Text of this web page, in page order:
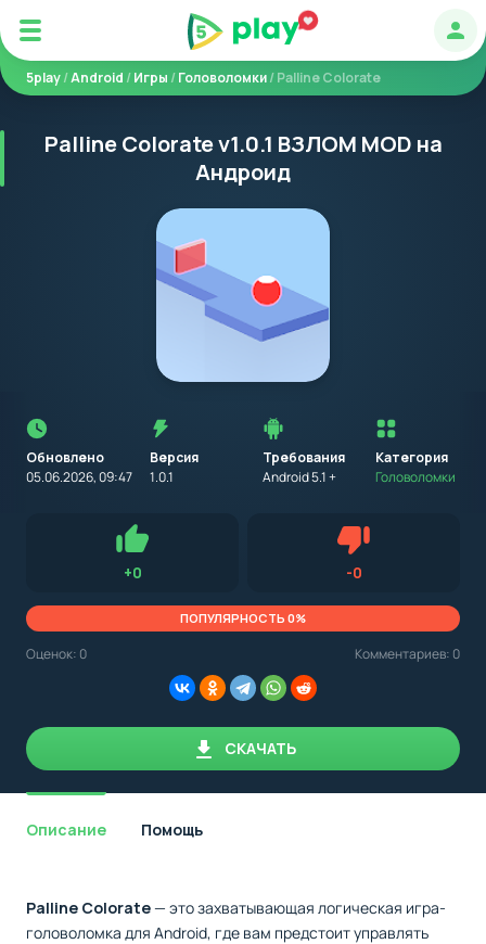
5play/Android /Игры /Головоломки/ Palline Colorate
Palline Colorate v1.0.1 ВЗЛОМ MOD на
Андроид
Обновлено
05.06.2026, 09:47
Версия
1.0.1
Требования
Android 5.1 +
установкой
приложения
на
устройство
с
указываем
минимальные
необходимые
Категория
Головоломки
обращать внимание на установленную версию Android
OS. Мы указываем минимально необходимую версию для
+0Нравится -0Не нравится
ПОПУЛЯРНОСТЬ 0%
Оценок: 0 Комментариев: 0
СКАЧАТЬ
Описание Помощь
Palline Colorate— это захватывающая логическая игра-
головоломка для Android, где вам предстоит управлять